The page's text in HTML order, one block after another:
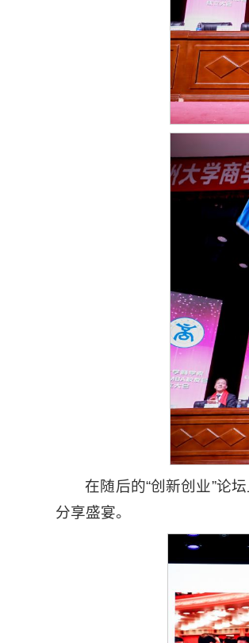
在随后的“创新创业”论
分享盛宴。